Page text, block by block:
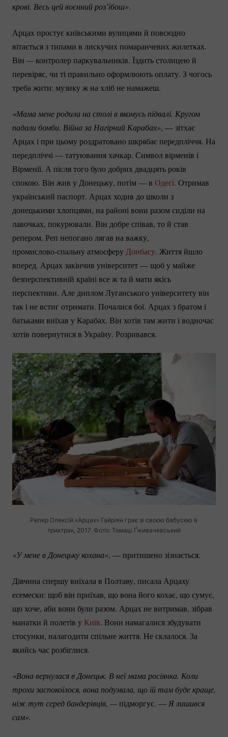
крові. Весь цей воєнний роз’їбош».
Арцах простує київськими вулицями й повсюдно
вітається з типами в лискучих помаранчевих жилетках.
Він — контролер паркувальників. Їздить столицею й
перевіряє, чи ті правильно оформлюють оплату. З чогось
треба жити: музику ж на хліб не намажеш.
«Мама мене родила на столі в якомусь підвалі. Кругом
падали бомби. Війна за Нагірний Карабах», — зітхає
Арцах і при цьому роздратовано шкрябає передпліччя. На
передпліччі — татуювання хачкар. Символ вірменів і
Вірменії. А після того було добрих двадцять років
спокою. Він жив у Донецьку, потім — в Одесі. Отримав
український паспорт. Арцах ходив до школи з
донецькими хлопцями, на районі вони разом сиділи на
лавочках, покурювали. Він добре співав, то й став
репером. Реп непогано лягав на важку,
промислово-спальнуатмосферу Донбасу. Життя йшло
вперед. Арцах закінчив університет — щоб у майже
безперспективній країні все ж та й мати якісь
перспективи. Але диплом Луганського університету він
так і не встиг отримати. Почалися бої. Арцах з братом і
батьками виїхав у Карабах. Він хотів там жити і водночас
хотів повернутися в Україну. Розривався.
Репер Олексій «Арцах» Гайріян грає зі своєю бабусею в
триктрак, 2017. Фото: Томаш Ґживачевський
«У мене в Донецьку кохана», — притишено зізнається.
Дівчина спершу виїхала в Полтаву, писала Арцаху
есемески: щоб він приїхав, що вона його кохає, що сумує,
що хоче, аби вони були разом. Арцах не витримав, зібрав
манатки й полетів у Київ. Вони намагалися збудувати
стосунки, налагодити спільне життя. Не склалося. За
якийсь час розбіглися.
«Вона вернулася в Донецьк. В неї мама росіянка. Коли
трохи заспокоїлося, вона подумала, що їй там буде краще,
ніж тут серед бандерівців, —підморгує. — Я лишився
сам».